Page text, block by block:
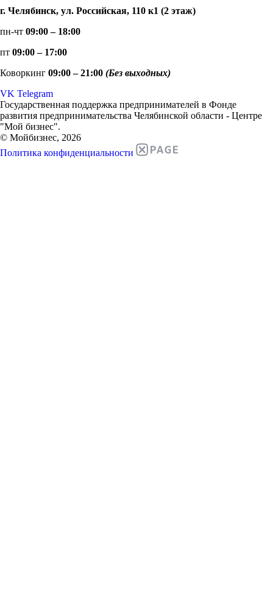
г. Челябинск, ул. Российская, 110 к1 (2 этаж)
пн-чт 09:00 – 18:00
пт 09:00 – 17:00
Коворкинг 09:00 – 21:00 (Без выходных)
VK Telegram
Государственная поддержка предпринимателей в Фонде
развития предпринимательства Челябинской области - Центре
"Мой бизнес".
© Мойбизнес, 2026
Политика конфиденциальности